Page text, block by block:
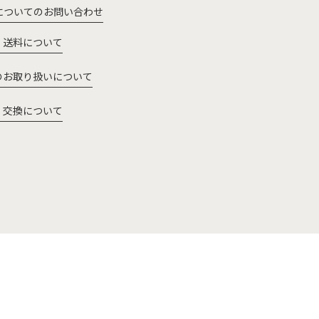
ついてのお問い合わせ
料について
お取り扱いについて
換について